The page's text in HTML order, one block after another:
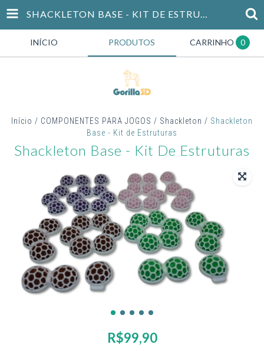
SHACKLETON BASE - KIT DE ESTRUTURAS
INÍCIO PRODUTOS CARRINHO 0
Início / COMPONENTES PARA JOGOS / Shackleton / Shackleton
Base - Kit de Estruturas
Shackleton Base - Kit De Estruturas
R$99,90